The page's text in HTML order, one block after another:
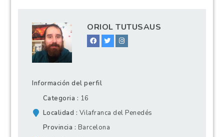
ORIOL TUTUSAUS
Información del perfil
Categoria
16
Localidad
Vilafranca del Penedés
Provincia
Barcelona